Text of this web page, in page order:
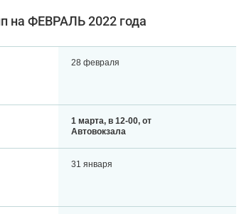
на ФЕВРАЛЬ 2022 года
28 февраля
1 марта, в 12-00, от
Автовокзала
31 января